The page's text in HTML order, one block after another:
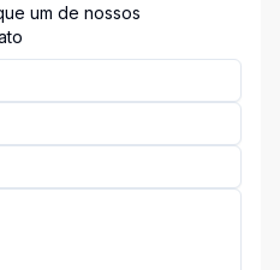
um de nossos